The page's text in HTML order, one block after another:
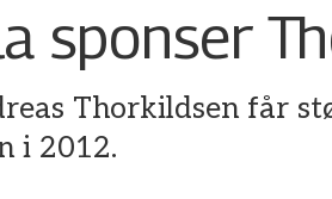
sponser
Thorkildsen får
i 2012.